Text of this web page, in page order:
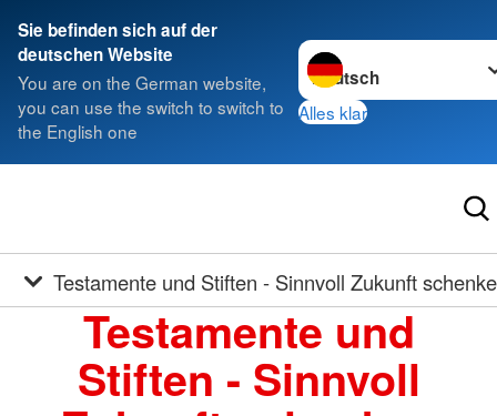
Sie befinden sich auf der
deutschen Website
You are on the German website,
you can use the switch to switch to
the English one
Sprache wechseln zu
Alles klar
Testamente und Stiften - Sinnvoll Zukunft
Testamente und
Stiften - Sinnvoll